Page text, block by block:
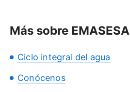
Más sobre EMASESA
Ciclo integral del agua
Conócenos